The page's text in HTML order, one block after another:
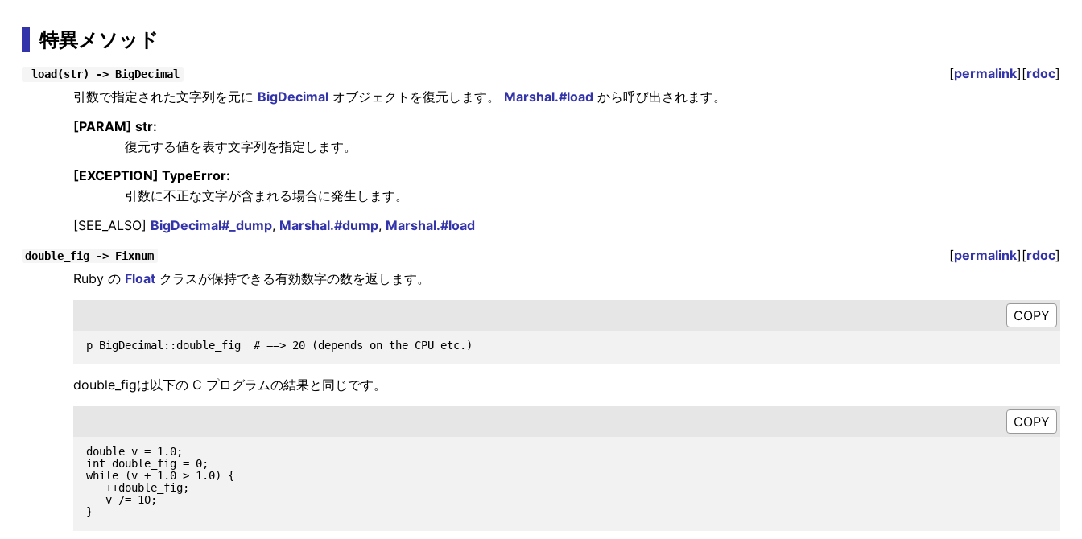
特異メソッド
_load(str) -> BigDecimal [permalink][rdoc]
引数で指定された文字列を元に BigDecimalオブジェクトを復元します。 Marshal.#loadから呼び出されます。
[PARAM] str:
復元する値を表す文字列を指定します。
[EXCEPTION] TypeError:
引数に不正な文字が含まれる場合に発生します。
[SEE_ALSO] BigDecimal#_dump, Marshal.#dump, Marshal.#load
double_fig -> Fixnum [permalink][rdoc]
Ruby の Floatクラスが保持できる有効数字の数を返します。
double_figは以下の C プログラムの結果と同じです。
double v = 1.0;
int double_fig = 0;
while (v + 1.0 > 1.0) {
   ++double_fig;
   v /= 10;